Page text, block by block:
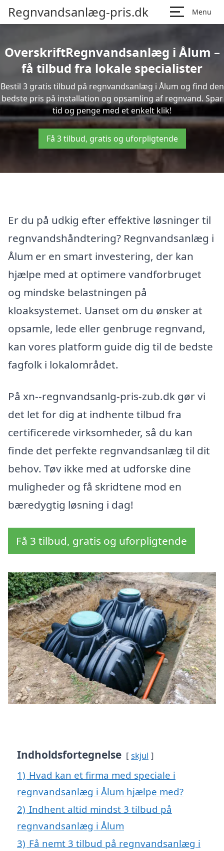
Regnvandsanlæg-pris.dk Menu
OverskriftRegnvandsanlæg i Ålum –
få tilbud fra lokale specialister
Bestil 3 gratis tilbud på regnvandsanlæg i Ålum og find den
bedste pris på installation og opsamling af regnvand. Spar
tid og penge med et enkelt klik!
Få 3 tilbud, gratis og uforpligtende
Er du på udkig efter effektive løsninger til
regnvandshåndtering? Regnvandsanlæg i
Ålum er en smart investering, der kan
hjælpe med at optimere vandforbruget
og mindske belastningen på
kloaksystemet. Uanset om du ønsker at
opsamle, lede eller genbruge regnvand,
kan vores platform guide dig til de bedste
fagfolk i lokalområdet.
På xn--regnvandsanlg-pris-zub.dk gør vi
det let for dig at indhente tilbud fra
certificerede virksomheder, så du kan
finde det perfekte regnvandsanlæg til dit
behov. Tøv ikke med at udforske dine
muligheder og få skridtene mod en
bæredygtig løsning i dag!
Få 3 tilbud, gratis og uforpligtende
Indholdsfortegnelse skjul
1) Hvad kan et firma med speciale i
regnvandsanlæg i Ålum hjælpe med?
2) Indhent altid mindst 3 tilbud på
regnvandsanlæg i Ålum
3) Få nemt 3 tilbud på regnvandsanlæg i